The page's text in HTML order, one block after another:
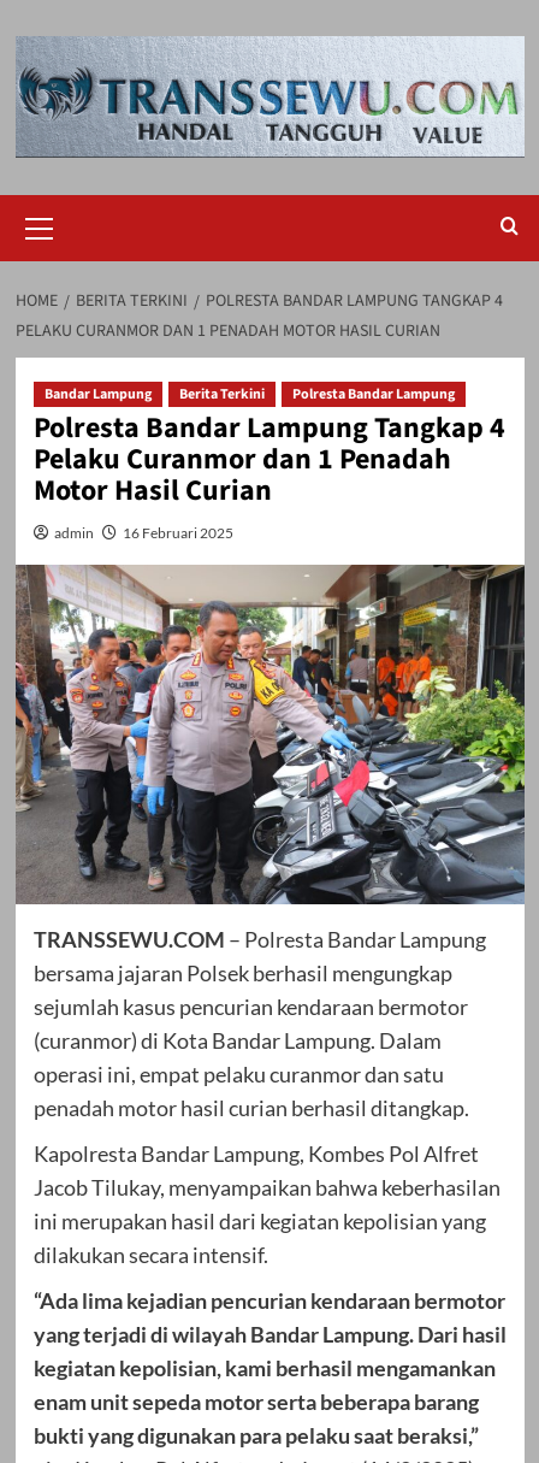
to
content
Menu
HOME BERITA TERKINI
POLRESTA BANDAR LAMPUNG TANGKAP 4
PELAKU CURANMOR DAN 1 PENADAH MOTOR HASIL CURIAN
Bandar Lampung Berita Terkini Polresta Bandar Lampung
Polresta Bandar Lampung Tangkap 4
Pelaku Curanmor dan 1 Penadah
Motor Hasil Curian
admin 16 Februari 2025
TRANSSEWU.COM – Polresta Bandar Lampung
bersama jajaran Polsek berhasil mengungkap
sejumlah kasus pencurian kendaraan bermotor
(curanmor) di Kota Bandar Lampung. Dalam
operasi ini, empat pelaku curanmor dan satu
penadah motor hasil curian berhasil ditangkap.
Kapolresta Bandar Lampung, Kombes Pol Alfret
Jacob Tilukay, menyampaikan bahwa keberhasilan
ini merupakan hasil dari kegiatan kepolisian yang
dilakukan secara intensif.
“Ada lima kejadian pencurian kendaraan bermotor
yang terjadi di wilayah Bandar Lampung. Dari hasil
kegiatan kepolisian, kami berhasil mengamankan
enam unit sepeda motor serta beberapa barang
bukti yang digunakan para pelaku saat beraksi,”